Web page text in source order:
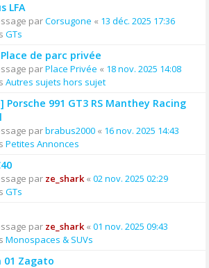
LFA
parCorsugone « 13 déc. 2025 17:36
GTs
de parc privée
parPlace Privée « 18 nov. 2025 14:08
Autres sujets hors sujet
Porsche 991 GT3 RS Manthey Racing
parbrabus2000 « 16 nov. 2025 14:43
Petites Annonces
par ze_shark« 02 nov. 2025 02:29
GTs
par ze_shark« 01 nov. 2025 09:43
Monospaces & SUVs
01 Zagato